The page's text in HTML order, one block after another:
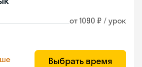
от 1090 ₽ / урок
Выбрать время